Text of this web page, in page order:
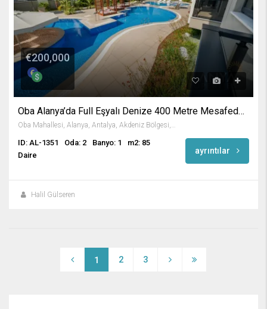
€200,000
Oba Alanya’da Full Eşyalı Denize 400 Metre Mesafede 2+1 Satılık Daire
ID: AL-1351 Oda: 2 Banyo: 1
m2: 85
Daire
ayrıntılar
Halil Gülseren
1 2 3